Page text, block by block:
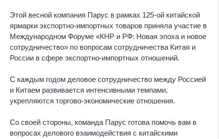
Этой весной компания Парус в рамках 125-ой китайской
ярмарки экспортно-импортных товаров приняла участие в
Международном Форуме «КНР и РФ: Новая эпоха и новое
сотрудничество» по вопросам сотрудничества Китая и
России в сфере экспортно-импортных отношений.
С каждым годом деловое сотрудничество между Россией
и Китаем развивается интенсивными темпами,
укрепляются торгово-экономические отношения.
Со своей стороны, команда Парус готова помочь вам в
вопросах делового взаимодействия с китайскими